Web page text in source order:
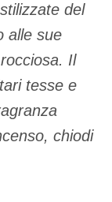
del
alle sue
Il
tesse e
chiodi